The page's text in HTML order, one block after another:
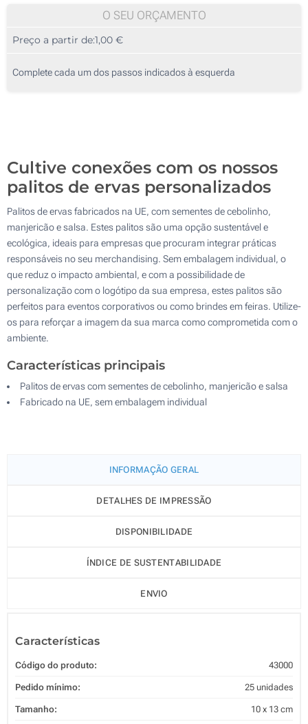
50
125
O SEU ORÇAMENTO
Preço a partir de:1,00 €
Complete cada um dos passos indicados à esquerda
Cultive conexões com os nossos
palitos de ervas personalizados
Palitos de ervas fabricados na UE, com sementes de cebolinho,
manjericão e salsa. Estes palitos são uma opção sustentável e
ecológica, ideais para empresas que procuram integrar práticas
responsáveis no seu merchandising. Sem embalagem individual, o
que reduz o impacto ambiental, e com a possibilidade de
personalização com o logótipo da sua empresa, estes palitos são
perfeitos para eventos corporativos ou como brindes em feiras. Utilize-
os para reforçar a imagem da sua marca como comprometida com o
ambiente.
Características principais
Palitos de ervas com sementes de cebolinho, manjericão e salsa
Fabricado na UE, sem embalagem individual
INFORMAÇÃO GERAL
DETALHES DE IMPRESSÃO
DISPONIBILIDADE
ÍNDICE DE SUSTENTABILIDADE
ENVIO
Características
Código do produto: 43000
Pedido mínimo: 25 unidades
Tamanho: 10 x 13 cm